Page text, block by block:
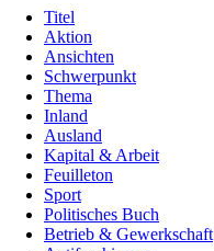
Titel
Aktion
Ansichten
Schwerpunkt
Thema
Inland
Ausland
Kapital & Arbeit
Feuilleton
Sport
Politisches Buch
Betrieb & Gewerkschaft